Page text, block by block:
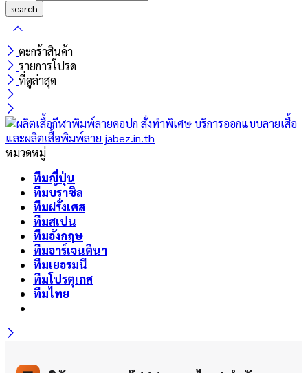
ตะกร้าสินค้า
รายการโปรด
ที่ดูล่าสุด
หมวดหมู่
ทีมญี่ปุ่น
ทีมบราซิล
ทีมฝรั่งเศส
ทีมสเปน
ทีมอังกฤษ
ทีมอาร์เจนตินา
ทีมเยอรมนี
ทีมโปรตุเกส
ทีมไทย